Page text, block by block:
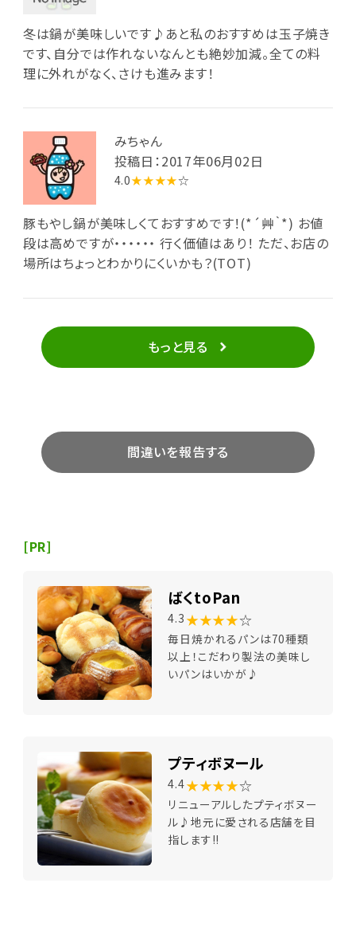
冬は鍋が美味しいです♪あと私のおすすめは玉子焼き
です、自分では作れないなんとも絶妙加減。全ての料
理に外れがなく、さけも進みます！
みちゃん
投稿日：2017年06月02日
4.0★★★★☆
豚もやし鍋が美味しくておすすめです！(*´艸｀*) お値
段は高めですが・・・・・・ 行く価値はあり！ ただ、お店の
場所はちょっとわかりにくいかも？(TOT)
もっと見る
間違いを報告する
[PR]
ばくtoPan
4.3 ★★★★☆
毎日焼かれるパンは70種類
以上！こだわり製法の美味し
いパンはいかが♪
プティボヌール
4.4★★★★☆
リニューアルしたプティボヌー
ル♪地元に愛される店舗を目
指します!!